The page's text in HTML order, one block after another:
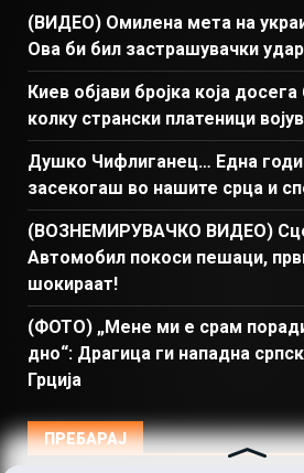
(ВИДЕО) Омилена мета на
Ова би бил застрашувачки удар
Киев објави бројка која
колку странски платеници
Душко Чифлиганец… Eдна
засекогаш во нашите срца и
(ВОЗНЕМИРУВАЧКО ВИДЕО)
Автомобил покоси пешаци,
шокираат!
(ФОТО) „Мене ми е срам
дно“: Драгица ги нападна
Грција
ПРЕБАРАЈ